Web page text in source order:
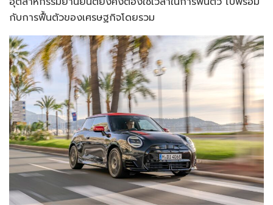
กับการฟื้นตัวของเศรษฐกิจโดยรวม